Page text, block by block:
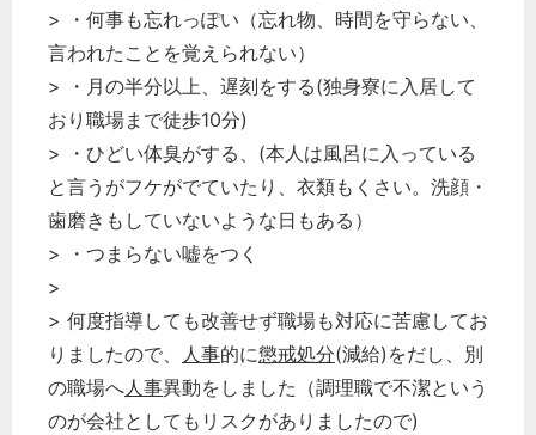
> ・何事も忘れっぽい（忘れ物、時間を守らない、
言われたことを覚えられない）
> ・月の半分以上、遅刻をする(独身寮に入居して
おり職場まで徒歩10分)
> ・ひどい体臭がする、(本人は風呂に入っている
と言うがフケがでていたり、衣類もくさい。洗顔・
歯磨きもしていないような日もある）
> ・つまらない嘘をつく
>
> 何度指導しても改善せず職場も対応に苦慮してお
りましたので、 人事的に懲戒処分(減給)をだし、別
の職場へ人事異動をしました（調理職で不潔という
のが会社としてもリスクがありましたので)